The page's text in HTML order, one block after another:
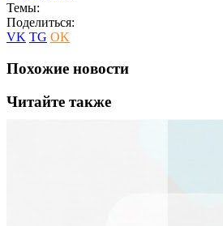
Темы:
Поделиться:
VK TG OK
Похожие новости
Читайте также